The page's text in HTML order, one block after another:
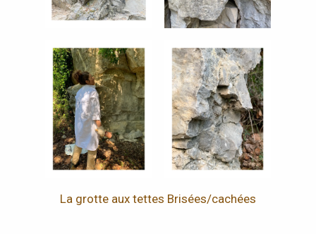
La grotte aux tettes Brisées/cachées